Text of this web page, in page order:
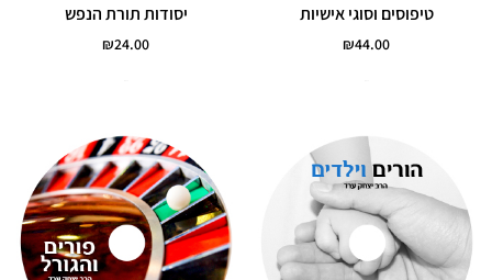
טיפוסים וסוגי אישיות
₪44.00
יסודות תורת הנפש
₪24.00